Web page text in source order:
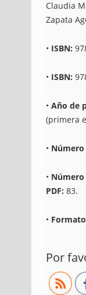
Claudia
Zapata
• ISBN:
• ISBN:
• Año de
(primera
•
•
PDF: 83.
•
Por